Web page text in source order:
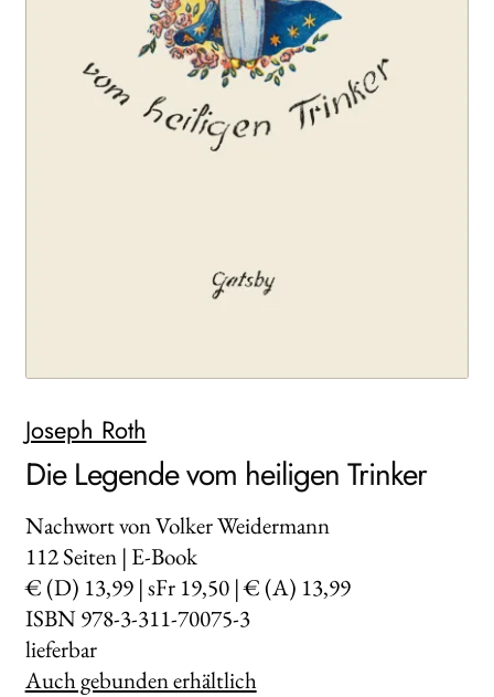
WEITERE VERLAGE
Joseph Roth
Die Legende vom heiligen Trinker
Nachwort von Volker Weidermann
112Seiten | E-Book
€ (D) 13,99 | sFr 19,50 | € (A) 13,99
ISBN 978-3-311-70075-3
lieferbar
Auch gebunden erhältlich